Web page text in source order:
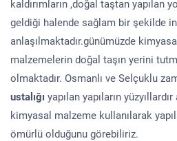
kaldırımların ,doğal taştan yapılan
geldiği halende sağlam bir şekilde
anlaşılmaktadır.günümüzde
malzemelerin doğal taşın yerini
olmaktadır. Osmanlı ve Selçuklu
ustalığı yapılan yapıların
kimyasal malzeme kullanılarak
ömürlü olduğunu görebiliriz.